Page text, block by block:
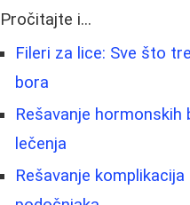
Pročitajte i...
Fileri za lice: Sve što
bora
Rešavanje hormonskih
lečenja
Rešavanje